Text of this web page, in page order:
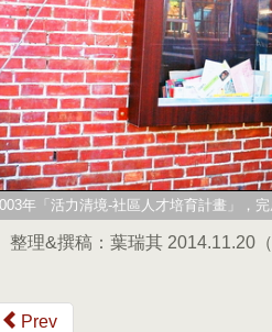
年「活力清境-社區人才培育計畫」，
整理&撰稿：葉瑞其 2014.11.20
Prev